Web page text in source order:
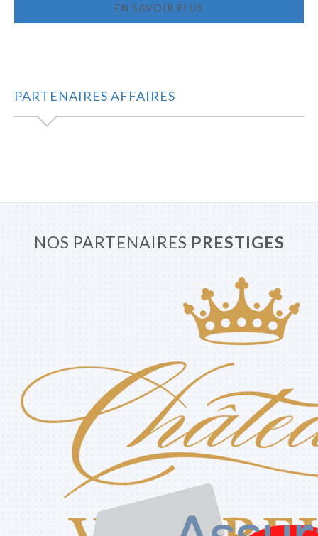
EN SAVOIR PLUS
PARTENAIRES AFFAIRES
NOS PARTENAIRES PRESTIGES